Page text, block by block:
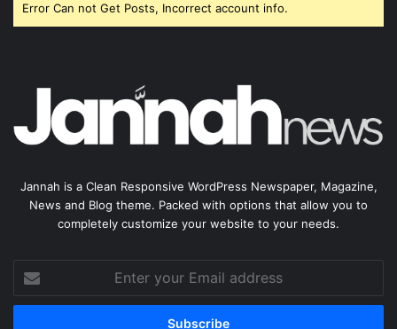
Error Can not Get Posts, Incorrect account info.
Jannah is a Clean Responsive WordPress Newspaper, Magazine,
News and Blog theme. Packed with options that allow you to
completely customize your website to your needs.
your
Email